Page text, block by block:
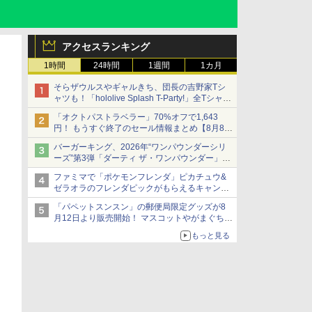
アクセスランキング
1時間 24時間 1週間 1カ月
そらザウルスやギャルきち、団長の吉野家Tシ
ャツも！「hololive Splash T-Party!」全Tシャツ
ラインナップ公開＆オンライン販売開始
「オクトパストラベラー」70%オフで1,643
円！ もうすぐ終了のセール情報まとめ【8月8日
更新】
ニンテンドーeショップでは「大神 絶景版」が
67%オフで990円
バーガーキング、2026年“ワンパウンダーシリ
ーズ”第3弾「ダーティ ザ・ワンパウンダー」を
8月7日発売
「特製ガーリックマヨソース」を使用した超大
型チーズバーガー
ファミマで「ポケモンフレンダ」ピカチュウ&
ゼラオラのフレンダピックがもらえるキャンペ
ーン開催！
「パペットスンスン」の郵便局限定グッズが8
月12日より販売開始！ マスコットやがまぐち、
もっと見る